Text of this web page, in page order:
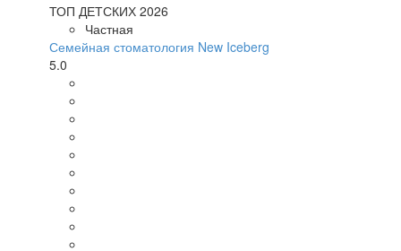
ТОП ДЕТСКИХ 2026
Частная
Семейная стоматология New Iceberg
5.0